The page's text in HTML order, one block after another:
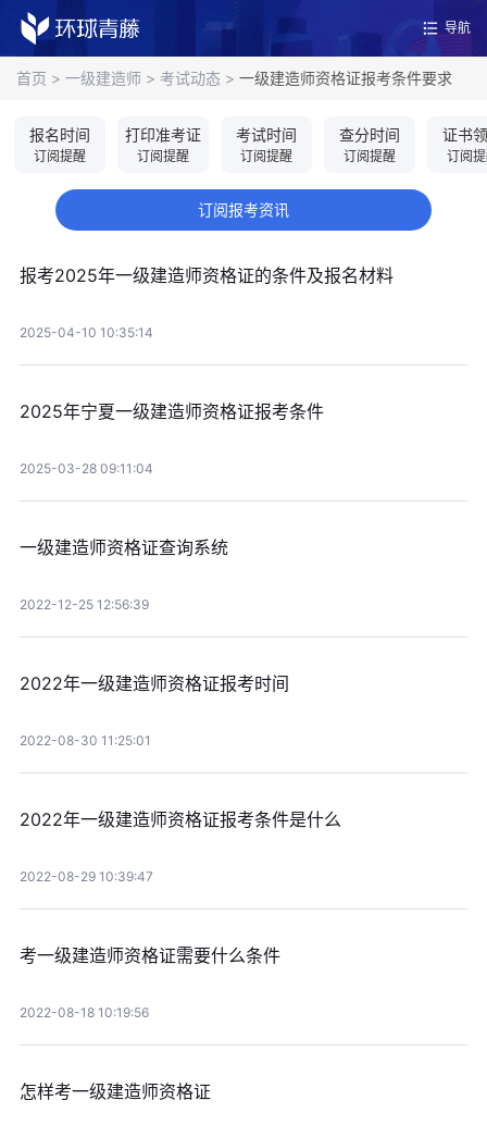
导航
首页 > 一级建造师 > 考试动态 > 一级建造师资格证报考条件要求
报名时间
订阅提醒
打印准考证
订阅提醒
考试时间
订阅提醒
查分时间
订阅提醒
证书
订阅
订阅报考资讯
报考2025年一级建造师资格证的条件及报名材料
2025-04-10 10:35:14
2025年宁夏一级建造师资格证报考条件
2025-03-28 09:11:04
一级建造师资格证查询系统
2022-12-25 12:56:39
2022年一级建造师资格证报考时间
2022-08-30 11:25:01
2022年一级建造师资格证报考条件是什么
2022-08-29 10:39:47
考一级建造师资格证需要什么条件
2022-08-18 10:19:56
怎样考一级建造师资格证